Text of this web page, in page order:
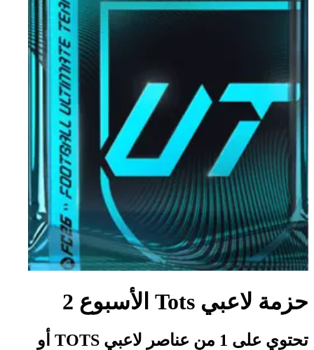
حزمة لاعبي Tots الأسبوع 2
تحتوي على 1 من عناصر لاعبي TOTS أو